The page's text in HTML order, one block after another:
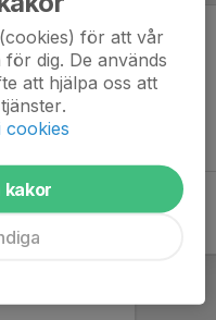
för att vår
dig. De används
att hjälpa oss att
cookies
kakor